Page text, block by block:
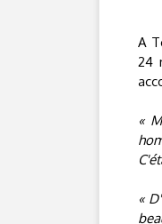
A
24
«
«